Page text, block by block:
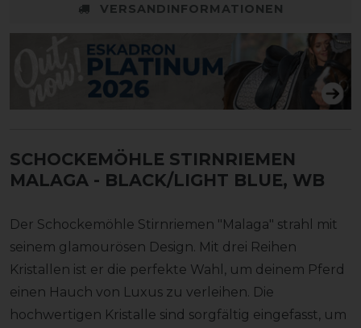
VERSANDINFORMATIONEN
SCHOCKEMÖHLE STIRNRIEMEN
MALAGA - BLACK/LIGHT BLUE, WB
Der Schockemöhle Stirnriemen "Malaga" strahl mit
seinem glamourösen Design. Mit drei Reihen
Kristallen ist er die perfekte Wahl, um deinem Pferd
einen Hauch von Luxus zu verleihen. Die
hochwertigen Kristalle sind sorgfältig eingefasst, um